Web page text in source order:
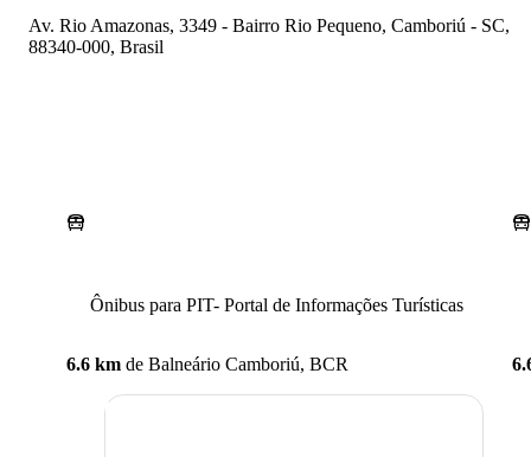
Av. Rio Amazonas, 3349 - Bairro Rio Pequeno, Camboriú - SC,
88340-000, Brasil
Ônibus para PIT- Portal de Informações Turísticas
6.6 km de Balneário Camboriú, BCR